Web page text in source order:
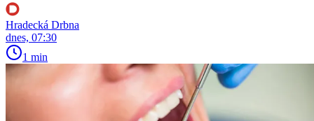
Hradecká Drbna
dnes, 07:30
1 min